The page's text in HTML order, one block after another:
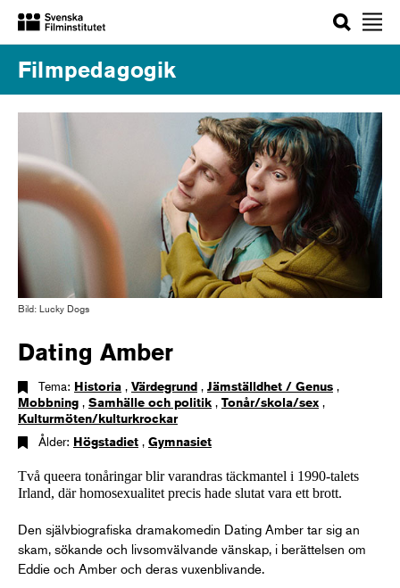
Sök
Filmpedagogik
Bild: Lucky Dogs
Dating Amber
Tema: Historia , Värdegrund , Jämställdhet / Genus ,
Mobbning , Samhälle och politik , Tonår/skola/sex ,
Kulturmöten/kulturkrockar
Ålder: Högstadiet , Gymnasiet
Två queera tonåringar blir varandras täckmantel i 1990-talets
Irland, där homosexualitet precis hade slutat vara ett brott.
Den självbiografiska dramakomedin Dating Amber tar sig an
skam, sökande och livsomvälvande vänskap, i berättelsen om
Eddie och Amber och deras vuxenblivande.